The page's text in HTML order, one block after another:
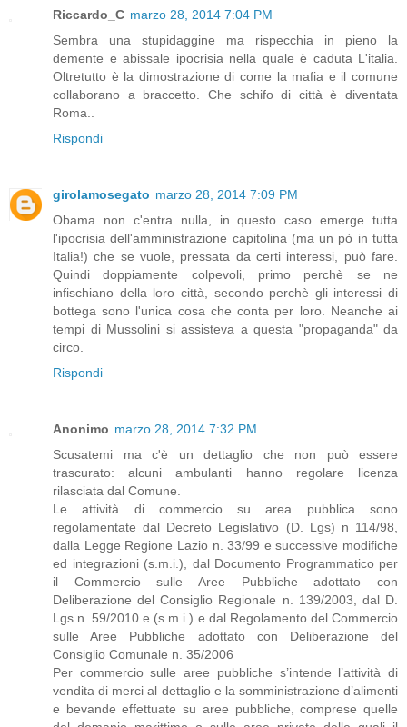
Riccardo_C marzo 28, 2014 7:04 PM
Sembra una stupidaggine ma rispecchia in pieno la
demente e abissale ipocrisia nella quale è caduta L'italia.
Oltretutto è la dimostrazione di come la mafia e il comune
collaborano a braccetto. Che schifo di città è diventata
Roma..
Rispondi
girolamosegato marzo 28, 2014 7:09 PM
Obama non c'entra nulla, in questo caso emerge tutta
l'ipocrisia dell'amministrazione capitolina (ma un pò in tutta
Italia!) che se vuole, pressata da certi interessi, può fare.
Quindi doppiamente colpevoli, primo perchè se ne
infischiano della loro città, secondo perchè gli interessi di
bottega sono l'unica cosa che conta per loro. Neanche ai
tempi di Mussolini si assisteva a questa "propaganda" da
circo.
Rispondi
Anonimo marzo 28, 2014 7:32 PM
Scusatemi ma c'è un dettaglio che non può essere
trascurato: alcuni ambulanti hanno regolare licenza
rilasciata dal Comune.
Le attività di commercio su area pubblica sono
regolamentate dal Decreto Legislativo (D. Lgs) n 114/98,
dalla Legge Regione Lazio n. 33/99 e successive modifiche
ed integrazioni (s.m.i.), dal Documento Programmatico per
il Commercio sulle Aree Pubbliche adottato con
Deliberazione del Consiglio Regionale n. 139/2003, dal D.
Lgs n. 59/2010 e (s.m.i.) e dal Regolamento del Commercio
sulle Aree Pubbliche adottato con Deliberazione del
Consiglio Comunale n. 35/2006
Per commercio sulle aree pubbliche s’intende l’attività di
vendita di merci al dettaglio e la somministrazione d’alimenti
e bevande effettuate su aree pubbliche, comprese quelle